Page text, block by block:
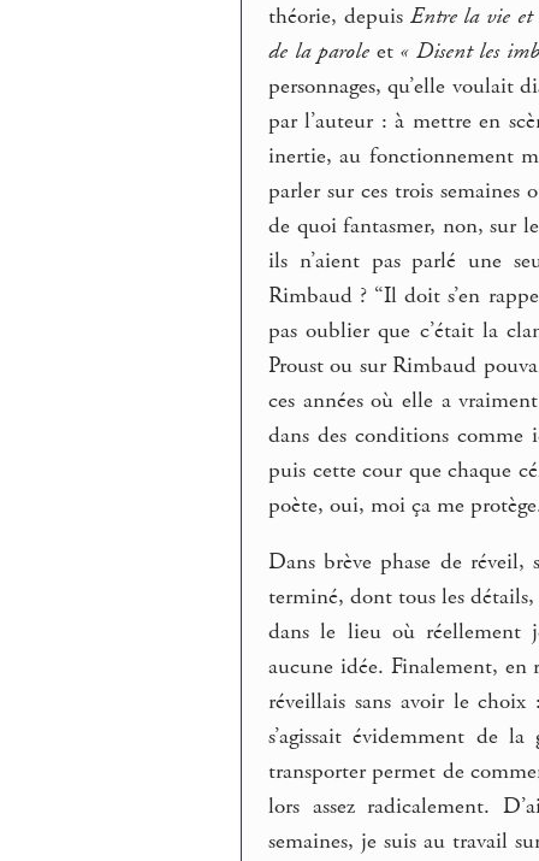
théorie, depuis Entre la vie
de la paroleet « Disent les
personnages, qu’elle voulait
par l’auteur : à mettre en
inertie, au fonctionnement
parler sur ces trois
de quoi fantasmer, non, sur
ils n’aient pas parlé une
Rimbaud ? “Il doit s’en
pas oublier que c’était la
Proust ou sur Rimbaud
ces années où elle a
dans des conditions comme
puis cette cour que chaque
poète, oui, moi ça me
Dans brève phase de réveil,
terminé, dont tous les
dans le lieu où réellement
aucune idée. Finalement, en
réveillais sans avoir le
s’agissait évidemment de
transporter permet de
lors assez radicalement.
semaines, je suis au travail